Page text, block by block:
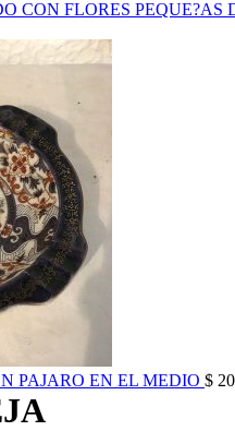
CON FLORES PEQUE?AS
PAJARO EN EL MEDIO $